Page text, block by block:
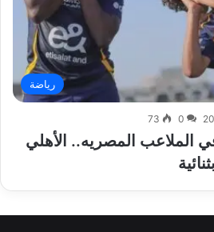
رياضة
0
73
الملاعب المصريه.. الأهلي